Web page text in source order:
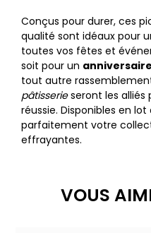
Conçus pour durer, ces
qualité sont idéaux pour
toutes vos fêtes et
soit pour un anniversaire
tout autre
pâtisserieseront les alliés
réussie. Disponibles en
parfaitement votre
effrayantes.
VOUS